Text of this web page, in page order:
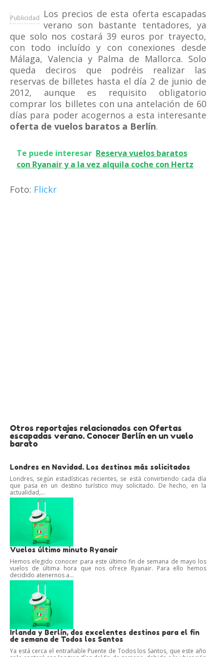
Publicidad
Los precios de esta oferta escapadas
verano son bastante tentadores, ya
que solo nos costará 39 euros por trayecto,
con todo incluído y con conexiones desde
Málaga, Valencia y Palma de Mallorca. Solo
queda deciros que podréis realizar las
reservas de billetes hasta el día 2 de junio de
2012, aunque es requisito obligatorio
comprar los billetes con una antelación de 60
días para poder acogernos a esta interesante
oferta de vuelos baratos a Berlín.
Te puede interesar Reserva vuelos baratos
con Ryanair y a la vez alquila coche con Hertz
Foto: Flickr
Otros reportajes relacionados con Ofertas
escapadas verano. Conocer Berlín en un vuelo
barato
Londres en Navidad. Los destinos más solicitados
Londres, según estadísticas recientes, se está convirtiendo cada día
que pasa en un destino turístico muy solicitado. De hecho, en la
actualidad,...
Vuelos último minuto Ryanair
Hemos elegido conocer para este último fin de semana de mayo los
vuelos de última hora que nos ofrece Ryanair. Para ello hemos
decidido atenernos a...
Irlanda y Berlín, dos excelentes destinos para el fin
de semana de Todos los Santos
Ya está cerca el entrañable Puente de Todos los Santos, que este año